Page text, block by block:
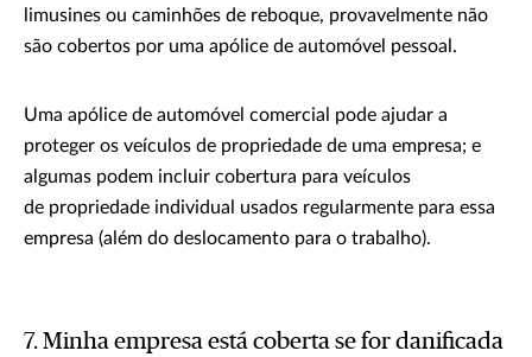
limusines ou caminhões de reboque, provavelmente não
são cobertos por uma apólice de automóvel pessoal.
Uma apólice de automóvel comercial pode ajudar a
proteger os veículos de propriedade de uma empresa; e
algumas podem incluir cobertura para veículos
de propriedade individual usados regularmente para essa
empresa (além do deslocamento para o trabalho).
7. Minha empresa está coberta se for danificada